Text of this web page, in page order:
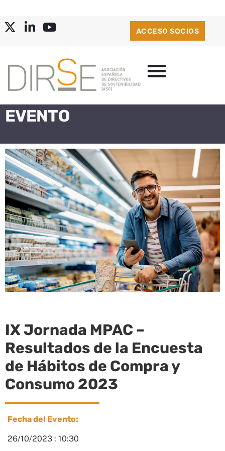
ACCESO SOCIOS
EVENTO
IX Jornada MPAC –
Resultados de la Encuesta
de Hábitos de Compra y
Consumo 2023
Fecha del Evento:
26/10/2023 : 10:30